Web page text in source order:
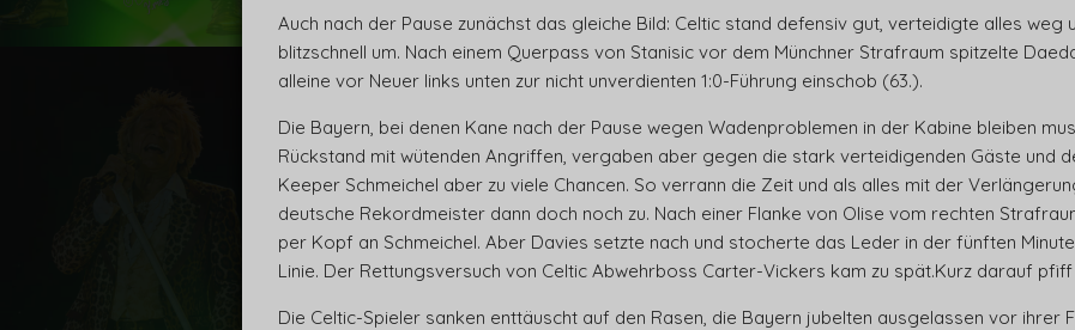
Auch nach der Pause zunächst das gleiche Bild: Celtic stand defensiv gut, verteidigte alles weg
blitzschnell um. Nach einem Querpass von Stanisic vor dem Münchner Strafraum spitzelte
alleine vor Neuer links unten zur nicht unverdienten 1:0-Führung einschob (63.).
Die Bayern, bei denen Kane nach der Pause wegen Wadenproblemen in der Kabine bleiben
Rückstand mit wütenden Angriffen, vergaben aber gegen die stark verteidigenden Gäste und
Keeper Schmeichel aber zu viele Chancen. So verrann die Zeit und als alles mit der
deutsche Rekordmeister dann doch noch zu. Nach einer Flanke von Olise vom rechten
per Kopf an Schmeichel. Aber Davies setzte nach und stocherte das Leder in der fünften
Linie. Der Rettungsversuch von Celtic Abwehrboss Carter-Vickers kam zu spät.Kurz darauf
Die Celtic-Spieler sanken enttäuscht auf den Rasen, die Bayern jubelten ausgelassen vor ihrer